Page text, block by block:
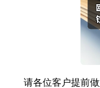
请各位客户提前做